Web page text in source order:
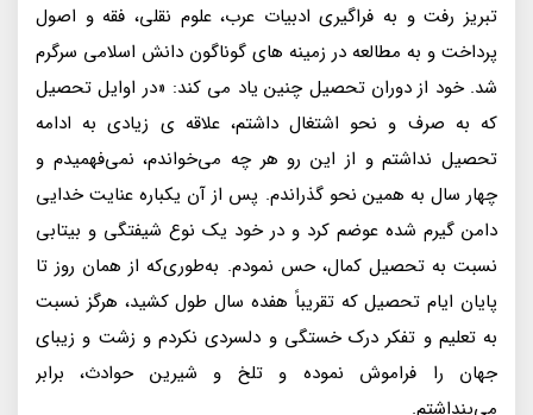
تبریز رفت و به فراگیری ادبیات عرب، علوم نقلی، فقه و اصول
پرداخت و به مطالعه در زمینه های گوناگون دانش‌ اسلامی سرگرم
شد. خود از دوران تحصیل چنین یاد می کند: «در اوایل تحصیل
که به صرف و نحو اشتغال داشتم، علاقه ی زیادی به ادامه
تحصیل نداشتم و از این رو هر چه می‌خواندم، نمی‌فهمیدم و
چهار سال به همین نحو گذراندم. پس از آن یکباره عنایت خدایی
دامن گیرم شده عوضم کرد و در خود یک نوع شیفتگی و بیتابی
نسبت به تحصیل کمال، حس نمودم. به‌طوری‌که از همان روز تا
پایان ایام تحصیل که تقریباً هفده سال طول کشید، هرگز نسبت
به تعلیم و تفکر درک خستگی و دلسردی نکردم و زشت و زیبای
جهان را فراموش نموده و تلخ و شیرین حوادث، برابر
می‌پنداشتم.